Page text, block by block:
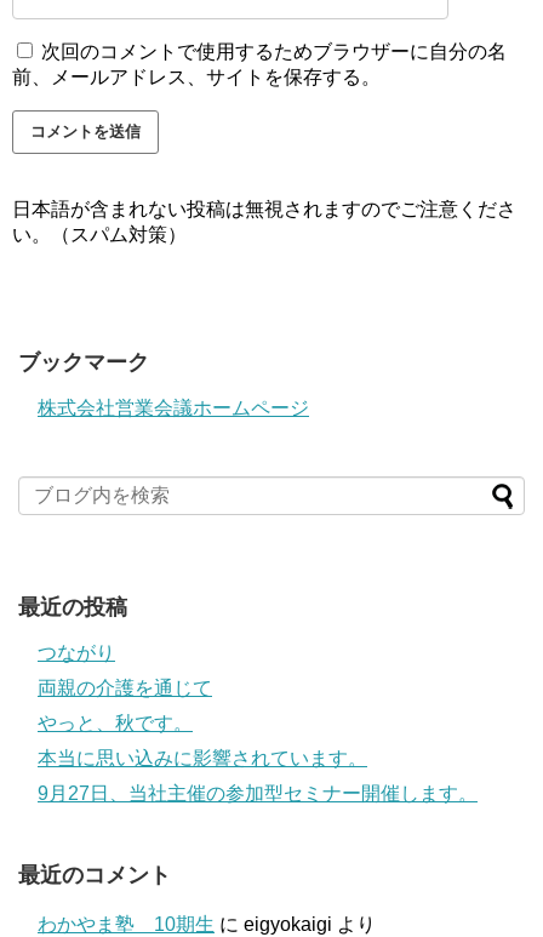
次回のコメントで使用するためブラウザーに自分の名
前、メールアドレス、サイトを保存する。
日本語が含まれない投稿は無視されますのでご注意くださ
い。（スパム対策）
ブックマーク
株式会社営業会議ホームページ
最近の投稿
つながり
両親の介護を通じて
やっと、秋です。
本当に思い込みに影響されています。
9月27日、当社主催の参加型セミナー開催します。
最近のコメント
わかやま塾 10期生 に eigyokaigi より